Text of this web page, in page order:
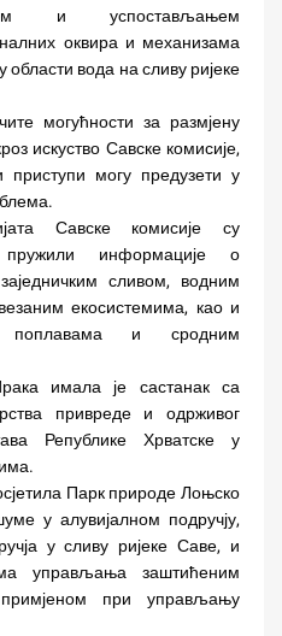
и успостављањем
оквира и механизама
вода на сливу ријеке
могућности за размјену
искуство Савске комисије,
могу предузети у
Савске комисије су
пружили информације о
сливом, водним
екосистемима, као и
поплавама и сродним
имала је састанак са
привреде и одрживог
Републике Хрватске у
Парк природе Лоњско
у алувијалном подручју,
у сливу ријеке Саве, и
управљања заштићеним
при управљању